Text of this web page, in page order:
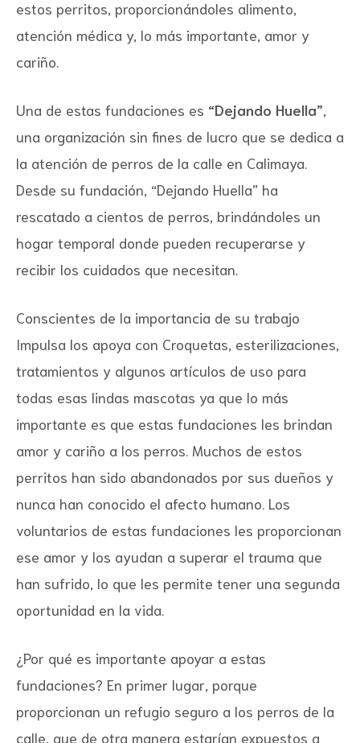
estos perritos, proporcionándoles alimento,
atención médica y, lo más importante, amor y
cariño.
Una de estas fundaciones es “Dejando Huella”,
una organización sin fines de lucro que se dedica a
la atención de perros de la calle en Calimaya.
Desde su fundación, “Dejando Huella” ha
rescatado a cientos de perros, brindándoles un
hogar temporal donde pueden recuperarse y
recibir los cuidados que necesitan.
Conscientes de la importancia de su trabajo
Impulsa los apoya con Croquetas, esterilizaciones,
tratamientos y algunos artículos de uso para
todas esas lindas mascotas ya que lo más
importante es que estas fundaciones les brindan
amor y cariño a los perros. Muchos de estos
perritos han sido abandonados por sus dueños y
nunca han conocido el afecto humano. Los
voluntarios de estas fundaciones les proporcionan
ese amor y los ayudan a superar el trauma que
han sufrido, lo que les permite tener una segunda
oportunidad en la vida.
¿Por qué es importante apoyar a estas
fundaciones? En primer lugar, porque
proporcionan un refugio seguro a los perros de la
calle, que de otra manera estarían expuestos a